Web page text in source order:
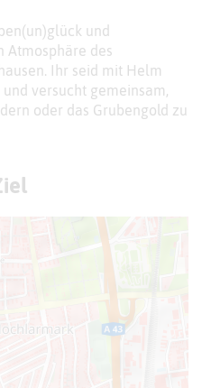
und
Atmosphäre des
Ihr seid mit Helm
versucht gemeinsam,
oder das Grubengold zu